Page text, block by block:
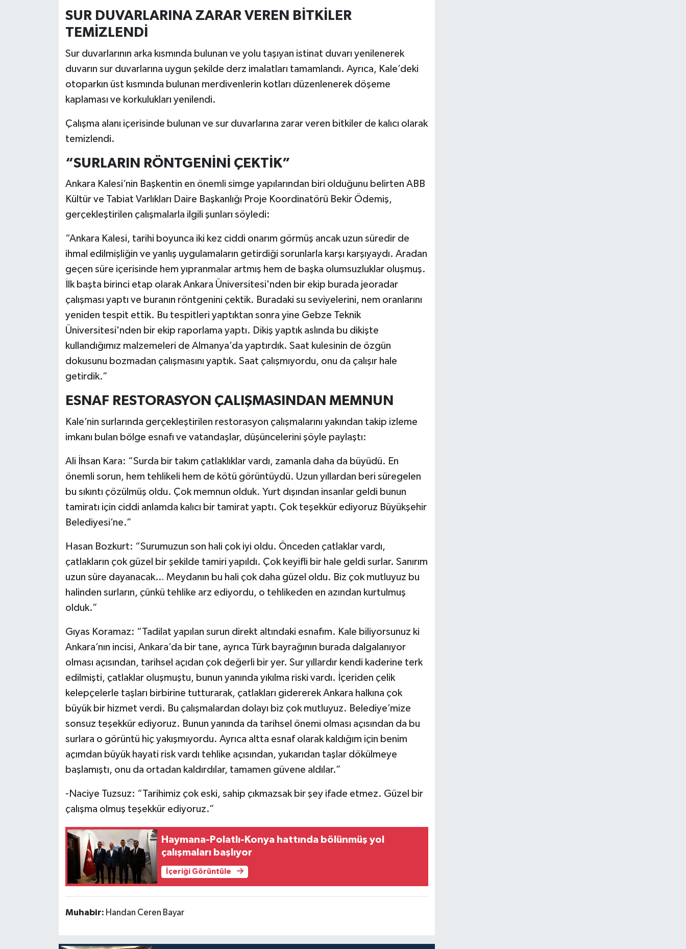
SUR DUVARLARINA ZARAR VEREN BİTKİLER
TEMİZLENDİ
Sur duvarlarının arka kısmında bulunan ve yolu taşıyan istinat duvarı yenilenerek
duvarın sur duvarlarına uygun şekilde derz imalatları tamamlandı. Ayrıca, Kale’deki
otoparkın üst kısmında bulunan merdivenlerin kotları düzenlenerek döşeme
kaplaması ve korkulukları yenilendi.
Çalışma alanı içerisinde bulunan ve sur duvarlarına zarar veren bitkiler de kalıcı olarak
temizlendi.
“SURLARIN RÖNTGENİNİ ÇEKTİK”
Ankara Kalesi’nin Başkentin en önemli simge yapılarından biri olduğunu belirten ABB
Kültür ve Tabiat Varlıkları Daire Başkanlığı Proje Koordinatörü Bekir Ödemiş,
gerçekleştirilen çalışmalarla ilgili şunları söyledi:
“Ankara Kalesi, tarihi boyunca iki kez ciddi onarım görmüş ancak uzun süredir de
ihmal edilmişliğin ve yanlış uygulamaların getirdiği sorunlarla karşı karşıyaydı. Aradan
geçen süre içerisinde hem yıpranmalar artmış hem de başka olumsuzluklar oluşmuş.
İlk başta birinci etap olarak Ankara Üniversitesi'nden bir ekip burada jeoradar
çalışması yaptı ve buranın röntgenini çektik. Buradaki su seviyelerini, nem oranlarını
yeniden tespit ettik. Bu tespitleri yaptıktan sonra yine Gebze Teknik
Üniversitesi'nden bir ekip raporlama yaptı. Dikiş yaptık aslında bu dikişte
kullandığımız malzemeleri de Almanya’da yaptırdık. Saat kulesinin de özgün
dokusunu bozmadan çalışmasını yaptık. Saat çalışmıyordu, onu da çalışır hale
getirdik.”
ESNAF RESTORASYON ÇALIŞMASINDAN MEMNUN
Kale’nin surlarında gerçekleştirilen restorasyon çalışmalarını yakından takip izleme
imkanı bulan bölge esnafı ve vatandaşlar, düşüncelerini şöyle paylaştı:
Ali İhsan Kara: “Surda bir takım çatlaklıklar vardı, zamanla daha da büyüdü. En
önemli sorun, hem tehlikeli hem de kötü görüntüydü. Uzun yıllardan beri süregelen
bu sıkıntı çözülmüş oldu. Çok memnun olduk. Yurt dışından insanlar geldi bunun
tamiratı için ciddi anlamda kalıcı bir tamirat yaptı. Çok teşekkür ediyoruz Büyükşehir
Belediyesi’ne.”
Hasan Bozkurt: “Surumuzun son hali çok iyi oldu. Önceden çatlaklar vardı,
çatlakların çok güzel bir şekilde tamiri yapıldı. Çok keyifli bir hale geldi surlar. Sanırım
uzun süre dayanacak… Meydanın bu hali çok daha güzel oldu. Biz çok mutluyuz bu
halinden surların, çünkü tehlike arz ediyordu, o tehlikeden en azından kurtulmuş
olduk.”
Gıyas Koramaz: “Tadilat yapılan surun direkt altındaki esnafım. Kale biliyorsunuz ki
Ankara’nın incisi, Ankara’da bir tane, ayrıca Türk bayrağının burada dalgalanıyor
olması açısından, tarihsel açıdan çok değerli bir yer. Sur yıllardır kendi kaderine terk
edilmişti, çatlaklar oluşmuştu, bunun yanında yıkılma riski vardı. İçeriden çelik
kelepçelerle taşları birbirine tutturarak, çatlakları gidererek Ankara halkına çok
büyük bir hizmet verdi. Bu çalışmalardan dolayı biz çok mutluyuz. Belediye’mize
sonsuz teşekkür ediyoruz. Bunun yanında da tarihsel önemi olması açısından da bu
surlara o görüntü hiç yakışmıyordu. Ayrıca altta esnaf olarak kaldığım için benim
açımdan büyük hayati risk vardı tehlike açısından, yukarıdan taşlar dökülmeye
başlamıştı, onu da ortadan kaldırdılar, tamamen güvene aldılar.”
-Naciye Tuzsuz: “Tarihimiz çok eski, sahip çıkmazsak bir şey ifade etmez. Güzel bir
çalışma olmuş teşekkür ediyoruz.”
Haymana-Polatlı-Konya hattında bölünmüş yol
çalışmaları başlıyor
İçeriği Görüntüle
Muhabir: Handan Ceren Bayar